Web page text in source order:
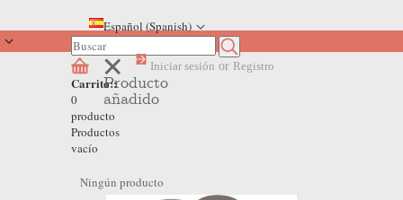
Español (Spanish)
Iniciar sesión or Registro
Carrito::
0
producto
Productos
vacío
Ningún producto
Producto
añadido